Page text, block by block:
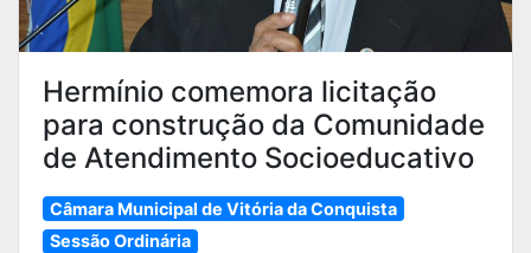
Hermínio comemora licitação
para construção da Comunidade
de Atendimento Socioeducativo
Câmara Municipal de Vitória da Conquista
Sessão Ordinária